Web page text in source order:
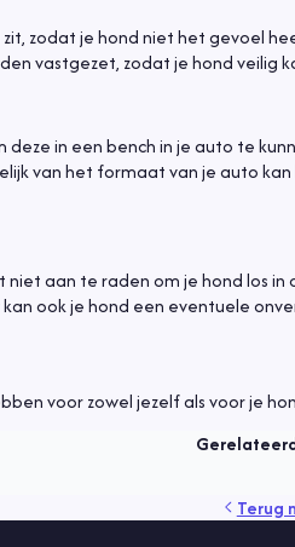
zodat je hond niet het gevoel
vastgezet, zodat je hond veilig
in een bench in je auto te
van het formaat van je auto
aan te raden om je hond los
ook je hond een eventuele
voor zowel jezelf als voor je
Terug